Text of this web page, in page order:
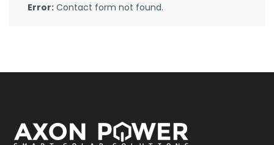
Error: Contact form not found.